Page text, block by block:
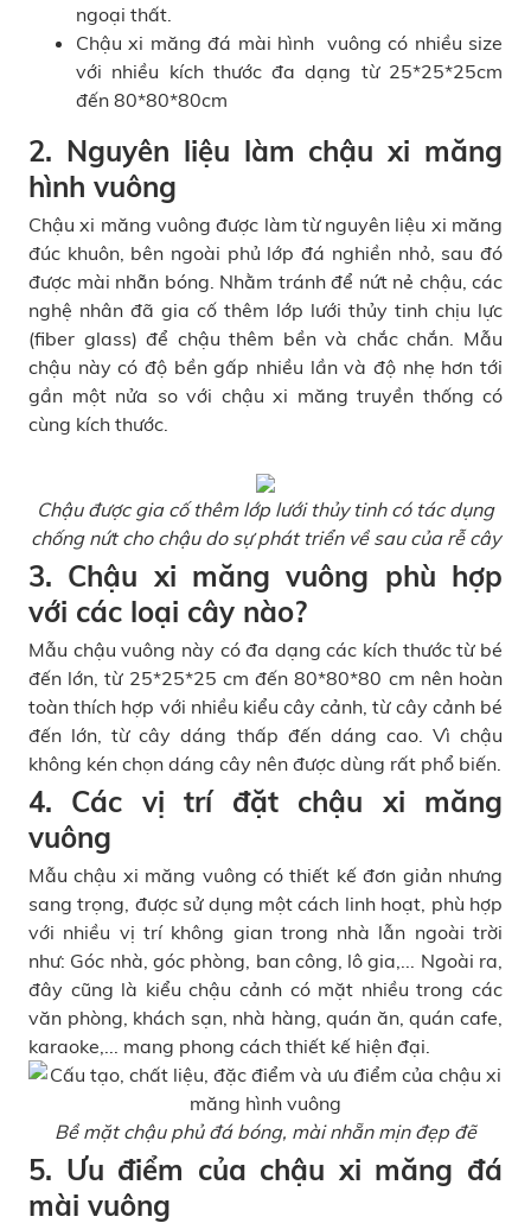
ngoại thất.
Chậu xi măng đá mài hình vuông có nhiều size
với nhiều kích thước đa dạng từ 25*25*25cm
đến 80*80*80cm
2. Nguyên liệu làm chậu xi măng
hình vuông
Chậu xi măng vuông được làm từ nguyên liệu xi măng
đúc khuôn, bên ngoài phủ lớp đá nghiền nhỏ, sau đó
được mài nhẵn bóng. Nhằm tránh để nứt nẻ chậu, các
nghệ nhân đã gia cố thêm lớp lưới thủy tinh chịu lực
(fiber glass) để chậu thêm bền và chắc chắn. Mẫu
chậu này có độ bền gấp nhiều lần và độ nhẹ hơn tới
gần một nửa so với chậu xi măng truyền thống có
cùng kích thước.
Chậu được gia cố thêm lớp lưới thủy tinh có tác dụng
chống nứt cho chậu do sự phát triển về sau của rễ cây
3. Chậu xi măng vuông phù hợp
với các loại cây nào?
Mẫu chậu vuông này có đa dạng các kích thước từ bé
đến lớn, từ 25*25*25 cm đến 80*80*80 cm nên hoàn
toàn thích hợp với nhiều kiểu cây cảnh, từ cây cảnh bé
đến lớn, từ cây dáng thấp đến dáng cao. Vì chậu
không kén chọn dáng cây nên được dùng rất phổ biến.
4. Các vị trí đặt chậu xi măng
vuông
Mẫu chậu xi măng vuông có thiết kế đơn giản nhưng
sang trọng, được sử dụng một cách linh hoạt, phù hợp
với nhiều vị trí không gian trong nhà lẫn ngoài trời
như: Góc nhà, góc phòng, ban công, lô gia,... Ngoài ra,
đây cũng là kiểu chậu cảnh có mặt nhiều trong các
văn phòng, khách sạn, nhà hàng, quán ăn, quán cafe,
karaoke,... mang phong cách thiết kế hiện đại.
Bề mặt chậu phủ đá bóng, mài nhẵn mịn đẹp đẽ
5. Ưu điểm của chậu xi măng đá
mài vuông